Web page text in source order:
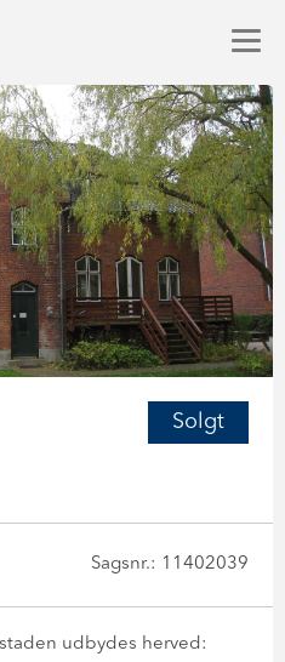
Solgt
Sagsnr.: 11402039
udbydes herved: